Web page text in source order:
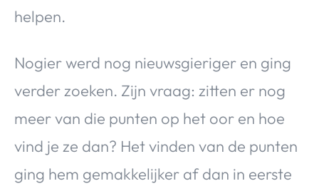
helpen.
Nogier werd nog nieuwsgieriger en ging
verder zoeken. Zijn vraag: zitten er nog
meer van die punten op het oor en hoe
vind je ze dan? Het vinden van de punten
ging hem gemakkelijker af dan in eerste